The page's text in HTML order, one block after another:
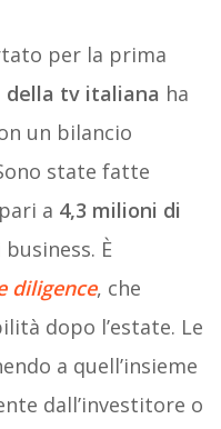
per la prima
tv italiana ha
un bilancio
state fatte
a 4,3 milioni di
È
diligence, che
dopo l’estate. Le
a quell’insieme
dall’investitore o